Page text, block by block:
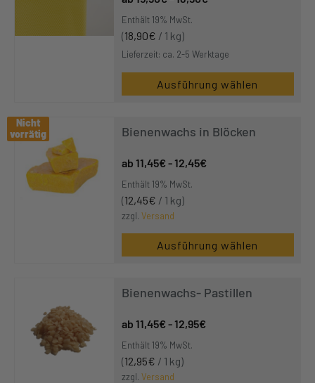
Enthält 19% MwSt.
(18,90€ / 1 kg)
Lieferzeit: ca. 2-5 Werktage
Ausführung wählen
Nicht
vorrätig
Nicht
vorrätig
Bienenwachs in Blöcken
11,45€ -12,45€
Enthält 19% MwSt.
(12,45€ / 1 kg)
zzgl. Versand
Ausführung wählen
Bienenwachs- Pastillen
11,45€ -12,95€
Enthält 19% MwSt.
(12,95€ / 1 kg)
zzgl. Versand